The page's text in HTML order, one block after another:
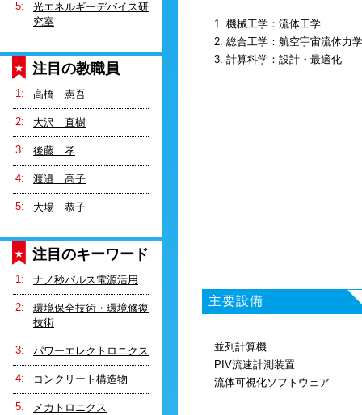
光エネルギーデバイス研
究室
注目の教職員
高橋 憲吾
大沢 直樹
後藤 孝
渡邉 高子
大場 恭子
注目のキーワード
ナノ秒パルス電源活用
環境保全技術・環境修復
技術
パワーエレクトロニクス
コンクリート構造物
メカトロニクス
1. 機械工学：流体工学
2. 総合工学：航空宇宙流体力学
3. 計算科学：設計・最適化
主要設備
並列計算機
PIV流速計測装置
流体可視化ソフトウェア